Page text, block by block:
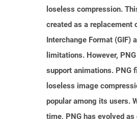
loseless compression.
created as a replacement
Interchange Format (GIF)
limitations. However,
support animations. PNG
loseless image
popular among its users.
time, PNG has evolved